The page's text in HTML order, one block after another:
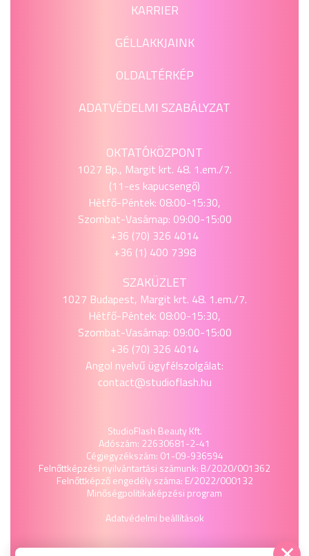
KARRIER
GÉLLAKKJAINK
OLDALTÉRKÉP
ADATVÉDELMI SZABÁLYZAT
OKTATÓKÖZPONT
1027 Bp., Margit krt. 48. 1.em./7.
(11-es kapucsengő)
Hétfő-Péntek: 08:00-15:30,
Szombat-Vasárnap: 09:00-15:00
+36 (70) 326 4014
+36 (1) 400 7398
SZAKÜZLET
1027 Budapest, Margit krt. 48. 1.em./7.
Hétfő-Péntek: 08:00-15:30,
Szombat-Vasárnap: 09:00-15:00
+36 (70) 326 4014
Angol nyelvű ügyfélszolgálat:
contact@studioflash.hu
StudioFlash Beauty Kft.
Adószám: 22630681-2-41
Cégjegyzékszám: 01-09-936594
Felnőttképzési nyilvántartási számunk: B/2020/001362
Felnőttképző engedély száma: E/2022/000132
Minőségpolitikaképzési program
Adatvédelmi beállítások